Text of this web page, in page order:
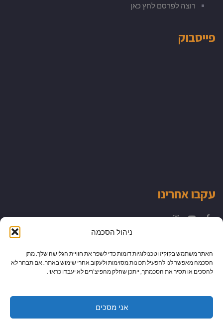
ניהול הסכמה
האתר משתמש בקוקיז וטכנולוגיות דומות כדי לשפר את חוויית הגלישה שלך. מתן
הסכמה מאפשר לנו להפעיל תכונות מסוימות ולעקוב אחרי שימוש באתר. אם תבחר לא
להסכים או תסיר את הסכמתך, ייתכן שחלק מהפיצ’רים לא יעבדו כראוי.
אני מסכים
רוצה לפרסם לחץ כאן
פייסבוק
עקבו אחרינו